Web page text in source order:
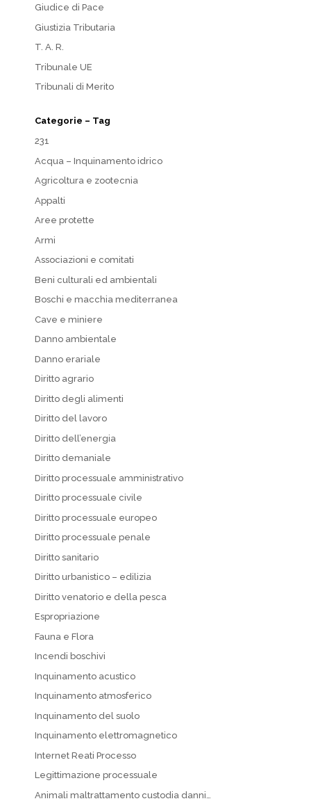
Giudice di Pace
Giustizia Tributaria
T. A. R.
Tribunale UE
Tribunali di Merito
Categorie – Tag
231
Acqua – Inquinamento idrico
Agricoltura e zootecnia
Appalti
Aree protette
Armi
Associazioni e comitati
Beni culturali ed ambientali
Boschi e macchia mediterranea
Cave e miniere
Danno ambientale
Danno erariale
Diritto agrario
Diritto degli alimenti
Diritto del lavoro
Diritto dell’energia
Diritto demaniale
Diritto processuale amministrativo
Diritto processuale civile
Diritto processuale europeo
Diritto processuale penale
Diritto sanitario
Diritto urbanistico – edilizia
Diritto venatorio e della pesca
Espropriazione
Fauna e Flora
Incendi boschivi
Inquinamento acustico
Inquinamento atmosferico
Inquinamento del suolo
Inquinamento elettromagnetico
Internet Reati Processo
Legittimazione processuale
Animali maltrattamento custodia danni…